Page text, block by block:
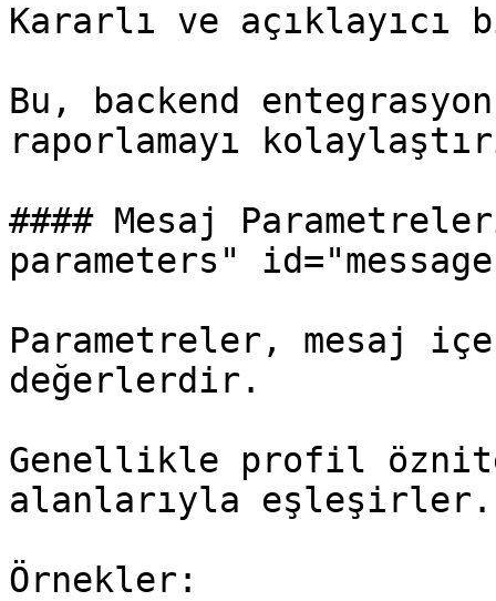
Kararlı ve açıklayıcı
Bu, backend
raporlamayı
#### Mesaj
parameters"
Parametreler, mesaj
değerlerdir.
Genellikle profil
alanlarıyla eşleşirler.
Örnekler: